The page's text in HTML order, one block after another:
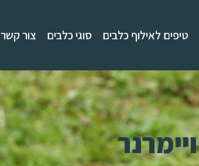
טיפים לאילוף כלבים סוגי כלבים צור קשר
ויימרנר